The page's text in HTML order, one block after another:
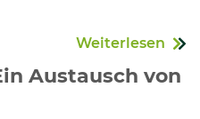
Weiterlesen
Austausch von